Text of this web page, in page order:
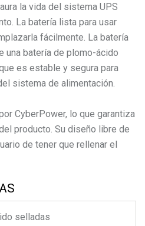
la vida del sistema UPS
La batería lista para usar
fácilmente. La batería
una batería de plomo-ácido
es estable y segura para
sistema de alimentación.
CyberPower, lo que garantiza
producto. Su diseño libre de
de tener que rellenar el
selladas